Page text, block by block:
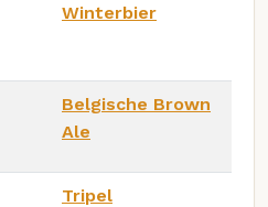
Winterbier
Belgische Brown
Ale
Tripel